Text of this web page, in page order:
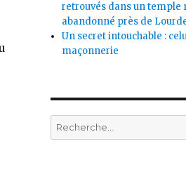
retrouvés dans un temple
abandonné près de
Un secret intouchable :
maçonnerie
Recherche
pour